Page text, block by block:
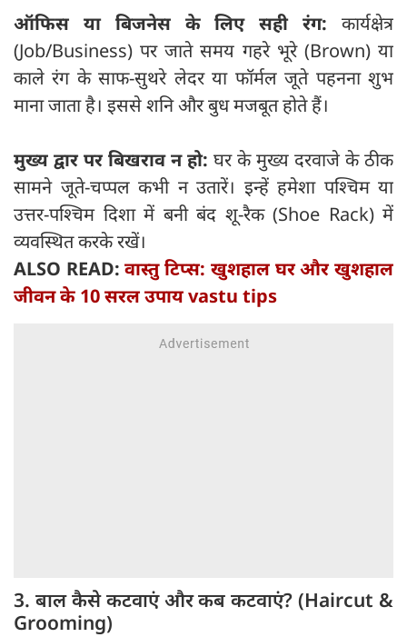
ऑफिस या बिजनेस के लिए सही रंग: कार्यक्षेत्र
(Job/Business) पर जाते समय गहरे भूरे (Brown) या
काले रंग के साफ-सुथरे लेदर या फॉर्मल जूते पहनना शुभ
माना जाता है। इससे शनि और बुध मजबूत होते हैं।
मुख्य द्वार पर बिखराव न हो: घर के मुख्य दरवाजे के ठीक
सामने जूते-चप्पल कभी न उतारें। इन्हें हमेशा पश्चिम या
उत्तर-पश्चिम दिशा में बनी बंद शू-रैक (Shoe Rack) में
व्यवस्थित करके रखें।
ALSO READ:वास्तु टिप्स: खुशहाल घर और खुशहाल
जीवन के 10 सरल उपाय vastu tips
3. बाल कैसे कटवाएं और कब कटवाएं? (Haircut &
Grooming)